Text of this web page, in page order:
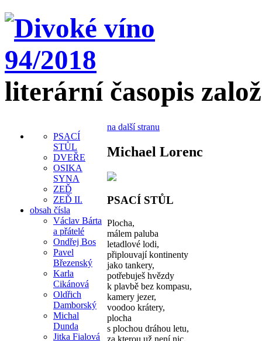
literární časopis
PSACÍ
STŮL
DVEŘE
OSIKA
SYNA
ZEĎ
ZEĎ II.
obsah čísla
Václav Bárta
a přátelé
Ondřej Bos
Pavel
Březenský
Karla
Cikánová
Oldřich
Damborský
Michal
Dunda
Jitka Fialová
na další stranu
Michael Lorenc
PSACÍ STŮL
Plocha,
málem paluba
letadlové lodi,
připlouvají kontinenty
jako tankery,
potřebuješ hvězdy
k plavbě bez kompasu,
kamery jezer,
voodoo krátery,
plocha
s plochou dráhou letu,